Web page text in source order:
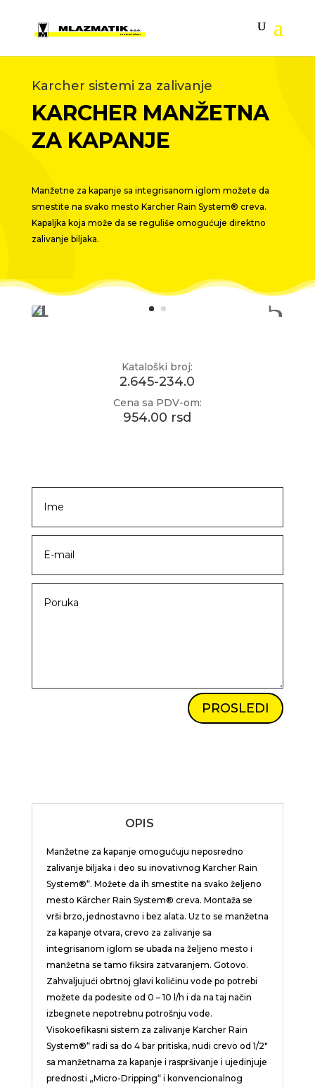
Karcher sistemi za zalivanje
KARCHER MANŽETNA
ZA KAPANJE
Manžetne za kapanje sa integrisanom iglom možete da
smestite na svako mesto Karcher Rain System® creva.
Kapaljka koja može da se reguliše omogućuje direktno
zalivanje biljaka.
Kataloški broj:
2.645-234.0
Cena sa PDV-om:
954.00 rsd
PROSLEDI
OPIS
Manžetne za kapanje omogućuju neposredno
zalivanje biljaka i deo su inovativnog KarcherRain
System®“. Možete da ih smestite na svako željeno
mesto Kärcher Rain System® creva. Montaža se
vrši brzo, jednostavno i bez alata. Uz to se manžetna
za kapanje otvara, crevo za zalivanje sa
integrisanom iglom se ubada na željeno mesto i
manžetna se tamo fiksira zatvaranjem. Gotovo.
Zahvaljujući obrtnoj glavi količinu vode po potrebi
možete da podesite od 0 – 10 l/h i da na taj način
izbegnete nepotrebnu potrošnju vode.
Visokoefikasni sistem za zalivanje KarcherRain
System®“ radi sa do 4 bar pritiska, nudi crevo od 1/2″
sa manžetnama za kapanje i raspršivanje i ujedinjuje
prednosti „Micro-Dripping“ i konvencionalnog